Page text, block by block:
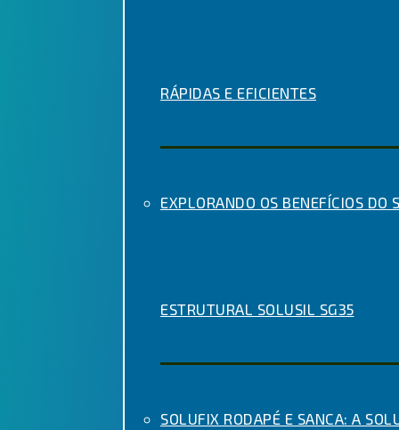
RÁPIDAS E EFICIENTES
EXPLORANDO OS BENEFÍCIOS DO
ESTRUTURAL SOLUSIL SG35
SOLUFIX RODAPÉ E SANCA: A